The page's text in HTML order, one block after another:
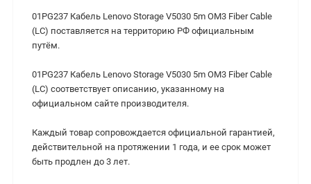
01PG237 Кабель Lenovo Storage V5030 5m OM3 Fiber Cable
(LC) поставляется на территорию РФ официальным
путём.
01PG237 Кабель Lenovo Storage V5030 5m OM3 Fiber Cable
(LC) cоответствует описанию, указанному на
официальном сайте производителя.
Каждый товар сопровождается официальной гарантией,
действительной на протяжении 1 года, и ее срок может
быть продлен до 3 лет.